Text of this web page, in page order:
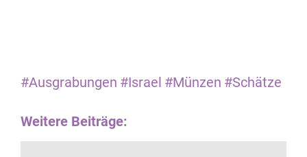
#Ausgrabungen #Israel #Münzen #Schätze
Weitere Beiträge: